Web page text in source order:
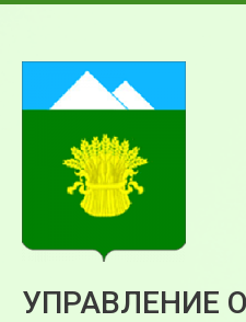
УПРАВЛЕНИЕ